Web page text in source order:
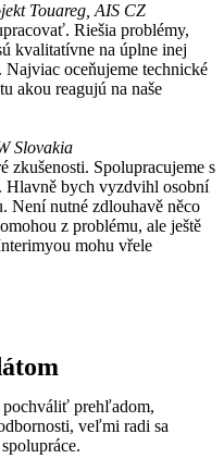
Touareg, AIS CZ
Riešia problémy,
kvalitatívne na úplne inej
oceňujeme technické
akou reagujú na naše
Slovakia
zkušenosti. Spolupracujeme s
Hlavně bych vyzdvihl osobní
Není nutné zdlouhavě něco
z problému, ale ještě
mohu vřele
pochváliť prehľadom,
veľmi radi sa